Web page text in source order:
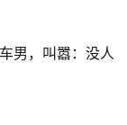
男，叫嚣：没人